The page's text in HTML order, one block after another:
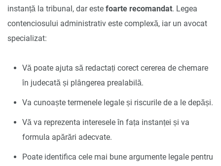
instanță la tribunal, dar este foarte recomandat. Legea
contenciosului administrativ este complexă, iar un avocat
specializat:
Vă poate ajuta să redactați corect cererea de chemare
în judecată și plângerea prealabilă.
Va cunoaște termenele legale și riscurile de a le depăși.
Vă va reprezenta interesele în fața instanței și va
formula apărări adecvate.
Poate identifica cele mai bune argumente legale pentru